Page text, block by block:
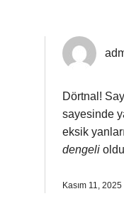
Dörtnal!
sayesinde
eksik
dengeli
Kasım 11, 2025